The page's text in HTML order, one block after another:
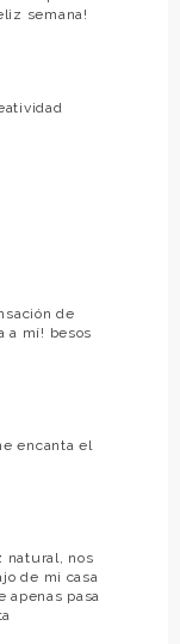
semana!
de
a mí! besos
encanta el
natural, nos
de mi casa
apenas pasa